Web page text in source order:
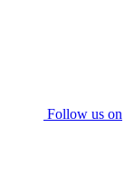
Follow us on